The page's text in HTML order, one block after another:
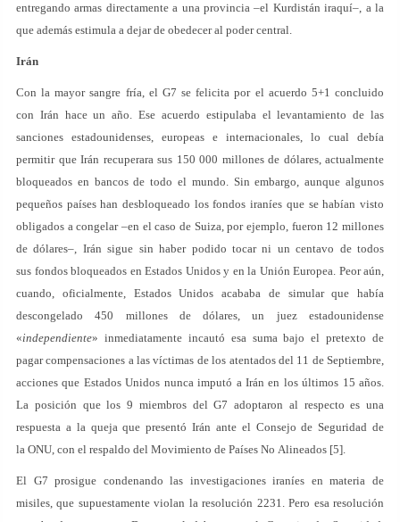
entregando armas directamente a una provincia –el Kurdistán iraquí–, a la
que además estimula a dejar de obedecer al poder central.
Irán
Con la mayor sangre fría, el G7 se felicita por el acuerdo 5+1 concluido
con Irán hace un año. Ese acuerdo estipulaba el levantamiento de las
sanciones estadounidenses, europeas e internacionales, lo cual debía
permitir que Irán recuperara sus 150 000 millones de dólares, actualmente
bloqueados en bancos de todo el mundo. Sin embargo, aunque algunos
pequeños países han desbloqueado los fondos iraníes que se habían visto
obligados a congelar –en el caso de Suiza, por ejemplo, fueron 12 millones
de dólares–, Irán sigue sin haber podido tocar ni un centavo de todos
sus fondos bloqueados en Estados Unidos y en la Unión Europea. Peor aún,
cuando, oficialmente, Estados Unidos acababa de simular que había
descongelado 450 millones de dólares, un juez estadounidense
«independiente» inmediatamente incautó esa suma bajo el pretexto de
pagar compensaciones a las víctimas de los atentados del 11 de Septiembre,
acciones que Estados Unidos nunca imputó a Irán en los últimos 15 años.
La posición que los 9 miembros del G7 adoptaron al respecto es una
respuesta a la queja que presentó Irán ante el Consejo de Seguridad de
la ONU, con el respaldo del Movimiento de Países No Alineados [5].
El G7 prosigue condenando las investigaciones iraníes en materia de
misiles, que supuestamente violan la resolución 2231. Pero esa resolución